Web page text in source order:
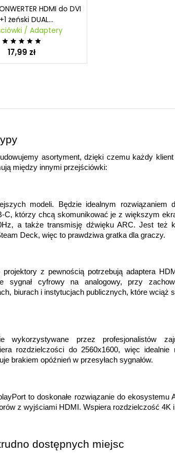
HDMI do DVI
żeński DUAL...
/ Adaptery
    
17,99 zł
asortyment, dzięki czemu każdy
między innymi przejściówki:
modeli. Będzie idealnym rozwiązaniem
C, którzy chcą skomunikować je z większym
a także transmisję dźwięku ARC. Jest też
Deck, więc to prawdziwa gratka dla graczy.
z pewnością potrzebują adaptera
sygnał cyfrowy na analogowy, przy
biurach i instytucjach publicznych, które wciąż
przez profesjonalistów
rozdzielczości do 2560x1600, więc idealnie
brakiem opóźnień w przesyłach sygnałów.
to doskonałe rozwiązanie do ekosystemu
z wyjściami HDMI. Wspiera rozdzielczość 4K i
dostępnych miejsc